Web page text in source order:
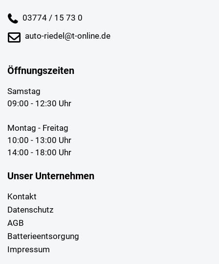
03774 / 15 73 0
auto-riedel@t-online.de
Öffnungszeiten
Samstag
09:00 - 12:30 Uhr
Montag - Freitag
10:00 - 13:00 Uhr
14:00 - 18:00 Uhr
Unser Unternehmen
Kontakt
Datenschutz
AGB
Batterieentsorgung
Impressum